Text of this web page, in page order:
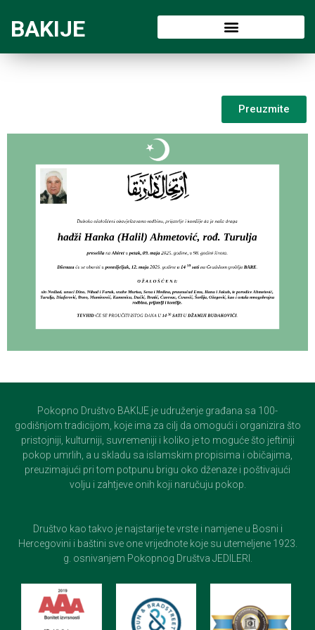
BAKIJE
Preuzmite
Pokopno Društvo BAKIJE je udruženje građana sa 100-
godišnjom tradicijom, koje ima za cilj da omogući i organizira što
pristojniji, kulturniji, suvremeniji i koliko je to moguće što jeftiniji
pokop umrlih, a u skladu sa islamskim propisima i običajima,
preuzimajući pri tom potpunu brigu oko dženaze i poštivajući
volju i zahtjeve onih koji naručuju pokop.
Društvo kao takvo je najstarije te vrste i namjene u Bosni i
Hercegovini i baštini sve one vrijednote koje su utemeljene 1923.
g. osnivanjem Pokopnog Društva JEDILERI.